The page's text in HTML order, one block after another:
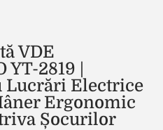
VDE
YT-2819 |
Lucrări Electrice
Ergonomic
Șocurilor